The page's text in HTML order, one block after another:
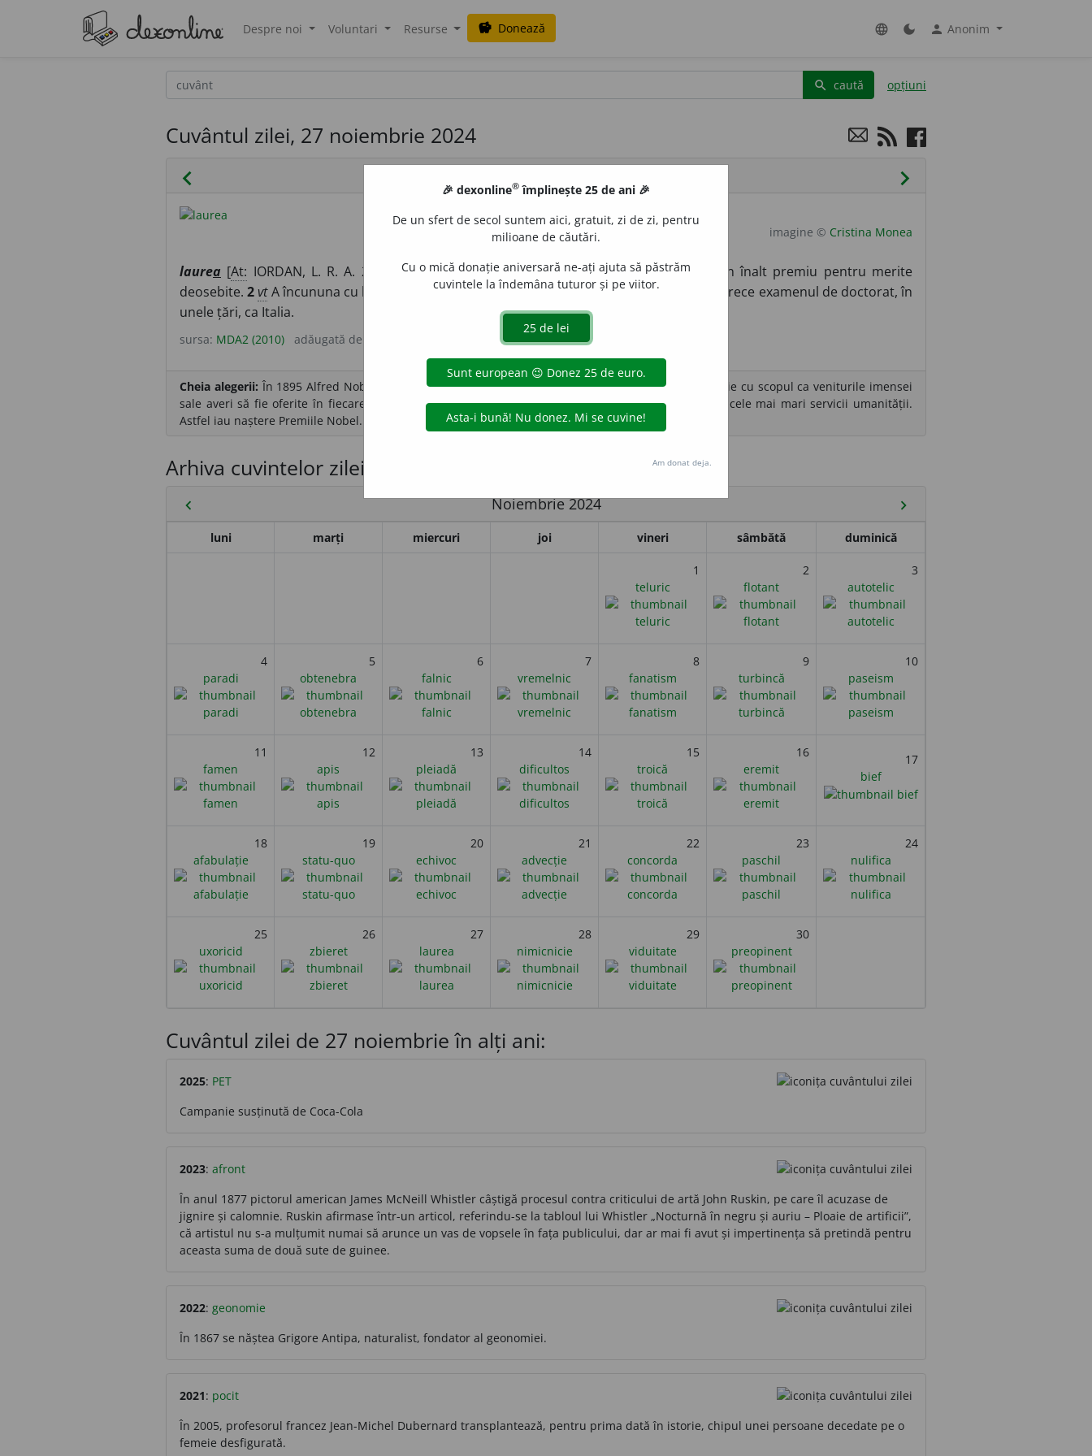
Despre noi Voluntari Resurse savings Donează language dark_mode person Anonim
search caută opțiuni
Cuvântul zilei, 27 noiembrie 2024
chevron_left chevron_right
imagine © Cristina Monea
laurea [At: IORDAN, L. R. A. 236 / P: la-u-re-a/Pzi: ~eez/E: laureat] 1 vtA acorda un înalt premiu pentru merite
deosebite.2vtA încununa cu lauri. acoperi de glorie.4-5vtr(Aface să treacă sau) a trece examenul de doctorat, în
unele țări, ca Italia.
sursa: MDA2 (2010) adăugată de
Cheia alegerii: În 1895 Alfred Nobel semnează ultimul său testament prin care înființează o fundație cu scopul ca veniturile imensei
sale averi să fie oferite în fiecare an sub formă de premii celor care, în anul precedent, au adus cele mai mari servicii umanității.
Astfel iau naștere Premiile Nobel.
Arhiva cuvintelor zilei
chevron_left Noiembrie 2024 chevron_right
luni marți miercuri joi vineri sâmbătă duminică
1
teluric
2
flotant
3
autotelic
4
paradi
5
obtenebra
6
falnic
7
vremelnic
8
fanatism
9
turbincă
10
paseism
11
famen
12
apis
13
pleiadă
14
dificultos
15
troică
16
eremit
17
bief
18
afabulație
19
statu-quo
20
echivoc
21
advecție
22
concorda
23
paschil
24
nulifica
25
uxoricid
26
zbieret
27
laurea
28
nimicnicie
29
viduitate
30
preopinent
Cuvântul zilei de 27 noiembrie în alți ani:
2025: PET
Campanie susținută de Coca-Cola
2023: afront
În anul 1877 pictorul american James McNeill Whistler câștigă procesul contra criticului de artă John Ruskin, pe care îl acuzase de
jignire și calomnie. Ruskin afirmase într-un articol, referindu-se la tabloul lui Whistler „Nocturnă în negru și auriu – Ploaie de artificii”,
că artistul nu s-a mulțumit numai să arunce un vas de vopsele în fața publicului, dar ar mai fi avut și impertinența să pretindă pentru
aceasta suma de două sute de guinee.
2022: geonomie
În 1867 se năștea Grigore Antipa, naturalist, fondator al geonomiei.
2021: pocit
În 2005, profesorul francez Jean-Michel Dubernard transplantează, pentru prima dată în istorie, chipul unei persoane decedate pe o
femeie desfigurată.
🎉 dexonline® împlinește 25 de ani 🎉
De un sfert de secol suntem aici, gratuit, zi de zi, pentru
milioane de căutări.
Cu o mică donație aniversară ne-ați ajuta să păstrăm
cuvintele la îndemâna tuturor și pe viitor.
Am donat deja.